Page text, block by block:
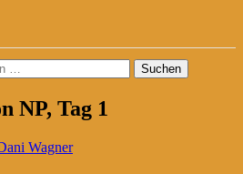
NP, Tag 1
Wagner